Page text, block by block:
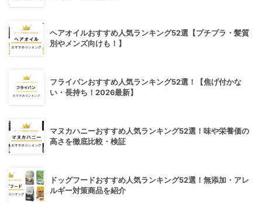
ヘアオイルおすすめ人気ランキング52選【プチプラ・髪質
別やメンズ向けも！】
フライパンおすすめ人気ランキング52選！【焦げ付かな
い・長持ち！2026最新】
マヌカハニーおすすめ人気ランキング52選！味や栄養価の
高さを徹底比較・検証
ドッグフードおすすめ人気ランキング52選！無添加・アレ
ルギー対策商品を紹介